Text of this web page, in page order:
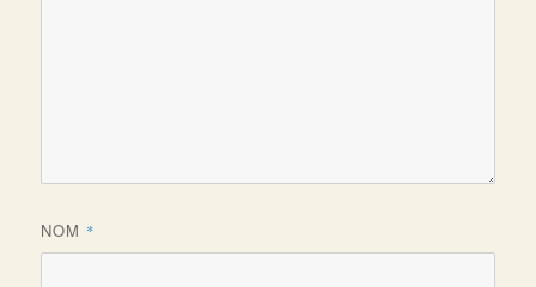
NOM *